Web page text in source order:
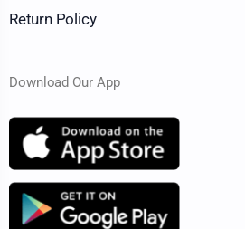
Return Policy
Download Our App